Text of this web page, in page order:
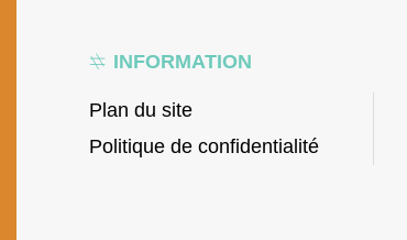
INFORMATION
Plan du site
Politique de confidentialité